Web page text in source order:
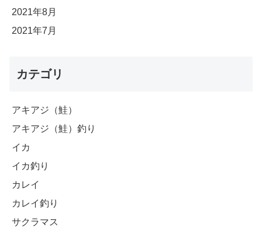
2021年8月
2021年7月
カテゴリ
アキアジ（鮭）
アキアジ（鮭）釣り
イカ
イカ釣り
カレイ
カレイ釣り
サクラマス